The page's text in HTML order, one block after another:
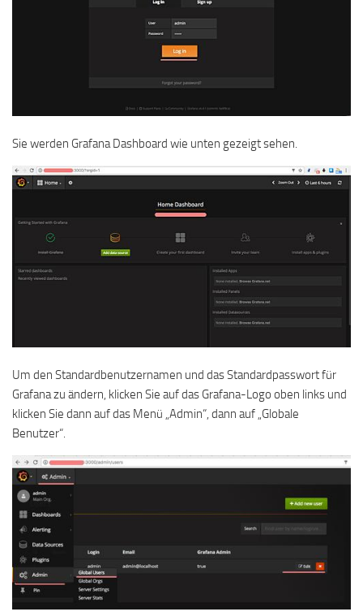
Sie werden Grafana Dashboard wie unten gezeigt sehen.
Um den Standardbenutzernamen und das Standardpasswort für
Grafana zu ändern, klicken Sie auf das Grafana-Logo oben links und
klicken Sie dann auf das Menü „Admin“, dann auf „Globale
Benutzer“.